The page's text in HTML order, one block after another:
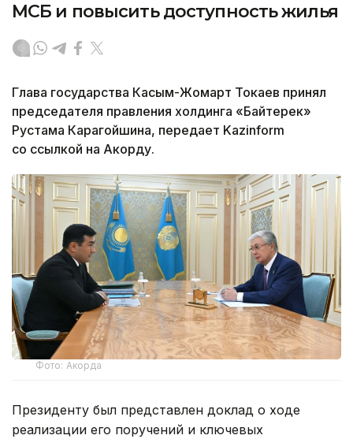
МСБ и повысить доступность жилья
Глава государства Касым-Жомарт Токаев принял
председателя правления холдинга «Байтерек»
Рустама Карагойшина, передает Kazinform
со ссылкой на Акорду.
Фото: Акорда
Президенту был представлен доклад о ходе
реализации его поручений и ключевых